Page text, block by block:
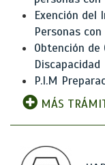
Exención del
Personas
Obtención de
Discapacidad
P.I.M
MÁS